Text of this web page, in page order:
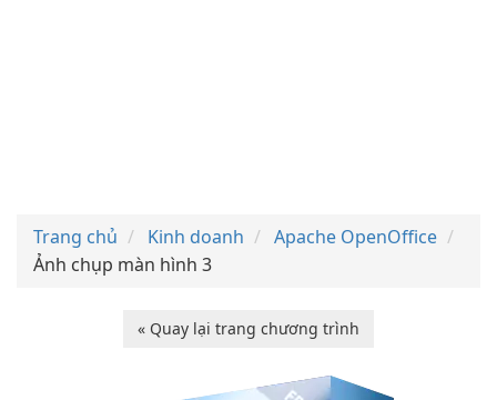
Trang chủ Kinh doanh
Apache OpenOffice
Ảnh chụp màn hình 3
« Quay lại trang chương trình